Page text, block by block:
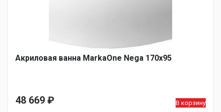
Акриловая ванна MarkaOne Nega 170х95
48 669 ₽ В корзину